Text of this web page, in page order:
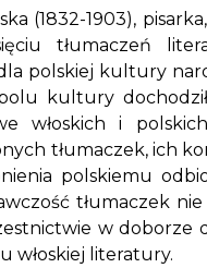
(1832-1903),
tłumaczeń
polskiej kultury
kultury
włoskich i
tłumaczek, ich
polskiemu
tłumaczek
w doborze
włoskiej literatury.